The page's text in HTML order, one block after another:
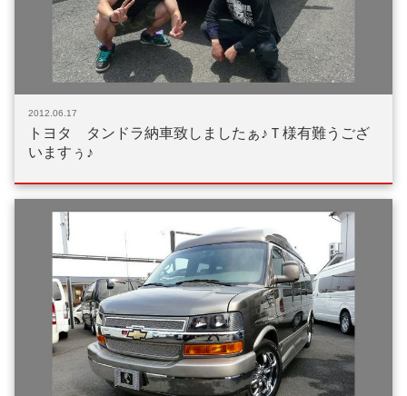
2012.06.17
トヨタ タンドラ納車致しましたぁ♪Ｔ様有難うござ
いますぅ♪